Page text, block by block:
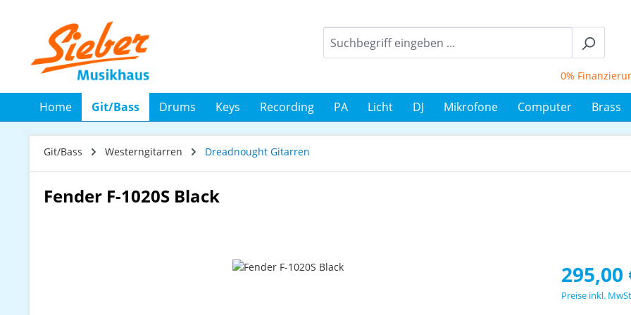
0% Finanzierung
Home Git/Bass Drums Keys Recording PA Licht DJ Mikrofone Computer Brass
Git/Bass Westerngitarren Dreadnought Gitarren
Fender F-1020S Black
Regulärer
295,00
Preise inkl.